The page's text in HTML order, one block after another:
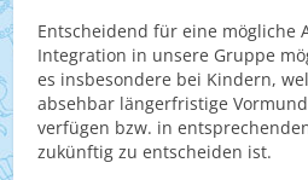
Entscheidend für eine mögliche
Integration in unsere Gruppe
es insbesondere bei Kindern,
absehbar längerfristige
verfügen bzw. in
zukünftig zu entscheiden ist.